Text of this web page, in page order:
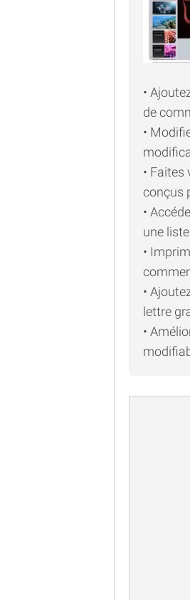
•
de
•
•
conçus
•
une
•
•
lettre
•